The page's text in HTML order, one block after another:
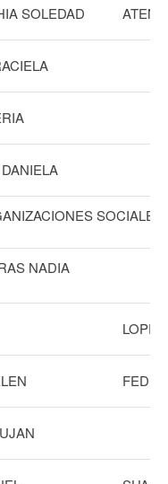
SOLEDAD
SOCIALES
NADIA